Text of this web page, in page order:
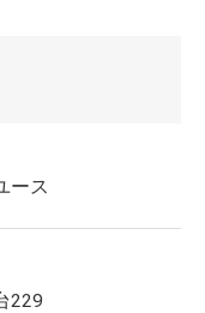
ース
229